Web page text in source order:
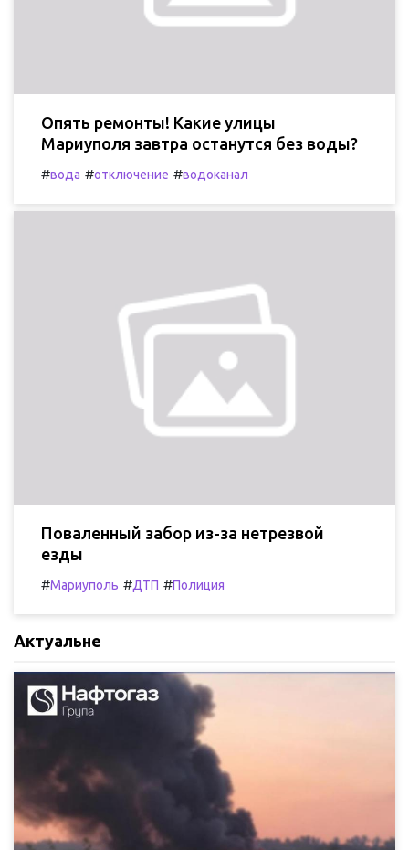
Опять ремонты! Какие улицы
Мариуполя завтра останутся без воды?
#вода #отключение #водоканал
Поваленный забор из-за нетрезвой
езды
#Мариуполь #ДТП #Полиция
Актуальне